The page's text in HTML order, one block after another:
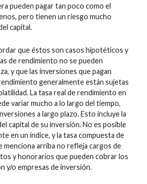
pueden pagar tan poco como el
pero tienen un riesgo mucho
capital.
que éstos son casos hipotéticos y
de rendimiento no se pueden
y que las inversiones que pagan
generalmente están sujetas
La tasa real de rendimiento en
variar mucho a lo largo del tiempo,
a largo plazo. Esto incluye la
capital de su inversión. No es posible
en un índice, y la tasa compuesta de
menciona arriba no refleja cargos de
y honorarios que pueden cobrar los
y/o empresas de inversión.